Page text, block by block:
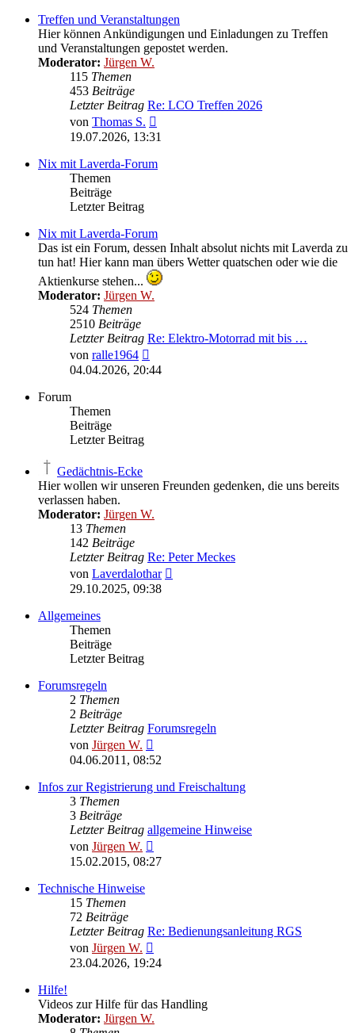
Treffen und Veranstaltungen
Hier können Ankündigungen und Einladungen zu Treffen
und Veranstaltungen gepostet werden.
Moderator: Jürgen W.
115 Themen
453 Beiträge
Letzter Beitrag Re: LCO Treffen 2026
von Thomas S.
Beitrag
19.07.2026, 13:31
Nix mit Laverda-Forum
Themen
Beiträge
Letzter Beitrag
Nix mit Laverda-Forum
Das ist ein Forum, dessen Inhalt absolut nichts mit Laverda zu
tun hat! Hier kann man übers Wetter quatschen oder wie die
Aktienkurse stehen...
Moderator: Jürgen W.
524 Themen
2510 Beiträge
Letzter Beitrag Re: Elektro-Motorrad mit bis …
von ralle1964
Beitrag
04.04.2026, 20:44
Forum
Themen
Beiträge
Letzter Beitrag
Gedächtnis-Ecke
Hier wollen wir unseren Freunden gedenken, die uns bereits
verlassen haben.
Moderator: Jürgen W.
13 Themen
142 Beiträge
Letzter Beitrag Re: Peter Meckes
von Laverdalothar
29.10.2025, 09:38
Allgemeines
Themen
Beiträge
Letzter Beitrag
Forumsregeln
2 Themen
2 Beiträge
Letzter Beitrag Forumsregeln
von Jürgen W.
Beitrag
04.06.2011, 08:52
Infos zur Registrierung und Freischaltung
3 Themen
3 Beiträge
Letzter Beitrag allgemeine Hinweise
von Jürgen W.
Beitrag
15.02.2015, 08:27
Technische Hinweise
15 Themen
72 Beiträge
Letzter Beitrag Re: Bedienungsanleitung RGS
von Jürgen W.
Beitrag
23.04.2026, 19:24
Hilfe!
Videos zur Hilfe für das Handling
Moderator: Jürgen W.